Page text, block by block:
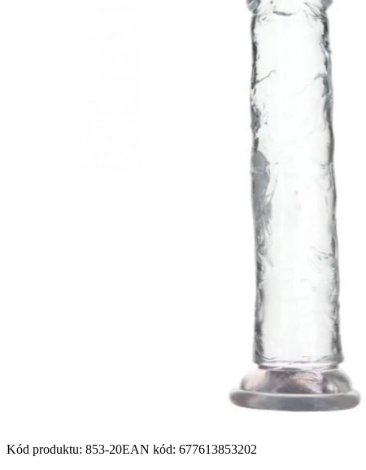
Kód produktu: 853-20EAN kód: 677613853202